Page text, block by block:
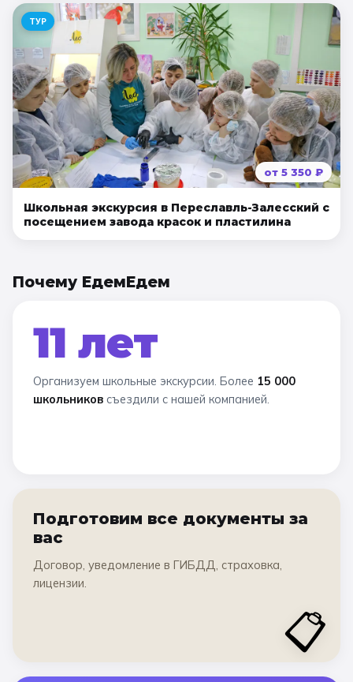
ТУР
от 5 350 ₽
Школьная экскурсия в Переславль-Залесский с
посещением завода красок и пластилина
Почему ЕдемЕдем
11 лет
Организуем школьные экскурсии. Более 15 000
школьников съездили с нашей компанией.
Подготовим все документы за
вас
Договор, уведомление в ГИБДД, страховка,
лицензии.
📋